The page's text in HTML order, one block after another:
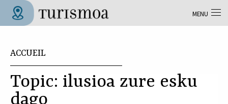
Aller au contenu principal
ACCUEIL
Topic: ilusioa zure esku
dago
MENU